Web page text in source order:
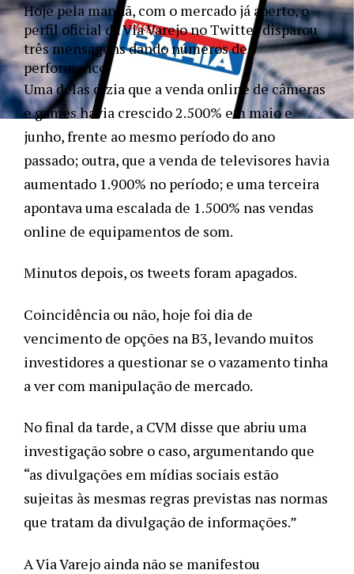
Hoje pela manhã, com o mercado já aberto, o
perfil oficial da Via Varejo no Twitter disparou
três mensagens dando números de
performance.
Uma delas dizia que a venda online de câmeras
e games havia crescido 2.500% em maio e
junho, frente ao mesmo período do ano
passado; outra, que a venda de televisores havia
aumentado 1.900% no período; e uma terceira
apontava uma escalada de 1.500% nas vendas
online de equipamentos de som.
Minutos depois, os tweets foram apagados.
Coincidência ou não, hoje foi dia de
vencimento de opções na B3, levando muitos
investidores a questionar se o vazamento tinha
a ver com manipulação de mercado.
No final da tarde, a CVM disse que abriu uma
investigação sobre o caso, argumentando que
“as divulgações em mídias sociais estão
sujeitas às mesmas regras previstas nas normas
que tratam da divulgação de informações.”
A Via Varejo ainda não se manifestou